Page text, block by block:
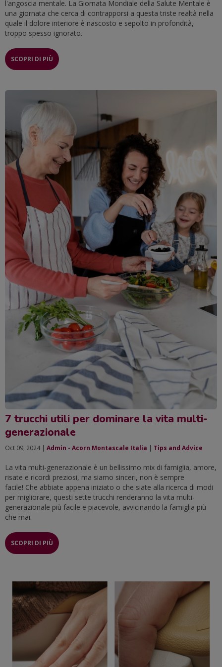
l'angoscia mentale. La Giornata Mondiale della Salute Mentale è
una giornata che cerca di contrapporsi a questa triste realtà nella
quale il dolore interiore è nascosto e sepolto in profondità,
troppo spesso ignorato.
SCOPRI DI PIÙ
7 trucchi utili per dominare la vita multi-
generazionale
Oct 09, 2024 | Admin - Acorn Montascale Italia | Tips and Advice
La vita multi-generazionale è un bellissimo mix di famiglia, amore,
risate e ricordi preziosi, ma siamo sinceri, non è sempre
facile! Che abbiate appena iniziato o che siate alla ricerca di modi
per migliorare, questi sette trucchi renderanno la vita multi-
generazionale più facile e piacevole, avvicinando la famiglia più
che mai.
SCOPRI DI PIÙ